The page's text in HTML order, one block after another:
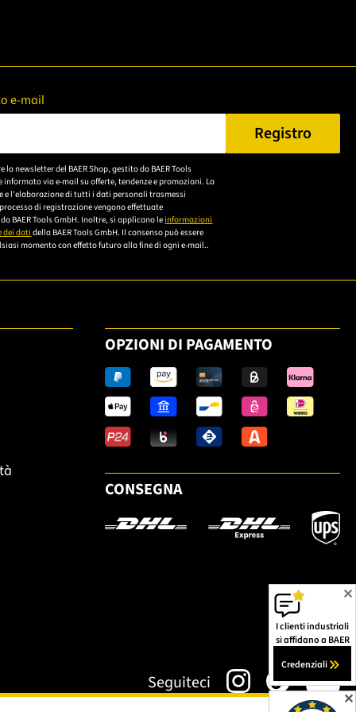
✕
I clienti industriali
si affidano a BAER
Credenziali
e-mail
Sie eine gültige E-Mail-Adresse ein.
Registro
la newsletter del BAER Shop, gestito da BAER Tools
informato via e-mail su offerte, tendenze e promozioni. La
e l'elaborazione di tutti i dati personali trasmessi
di registrazione vengono effettuate
BAER Tools GmbH. Inoltre, si applicano le informazioni
dei dati della BAER Tools GmbH. Il consenso può essere
momento con effetto futuro alla fine di ogni e-mail..
OPZIONI DI PAGAMENTO
CONSEGNA
Seguiteci
✕